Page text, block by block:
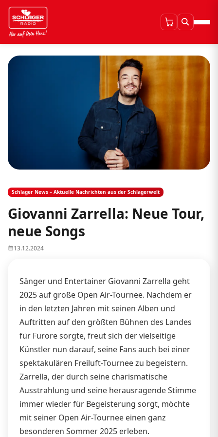
Schlager News – Aktuelle Nachrichten aus der Schlagerwelt
Giovanni Zarrella: Neue Tour,
neue Songs
13.12.2024
Sänger und Entertainer Giovanni Zarrella geht
2025 auf große Open Air-Tournee. Nachdem er
in den letzten Jahren mit seinen Alben und
Auftritten auf den größten Bühnen des Landes
für Furore sorgte, freut sich der vielseitige
Künstler nun darauf, seine Fans auch bei einer
spektakulären Freiluft-Tournee zu begeistern.
Zarrella, der durch seine charismatische
Ausstrahlung und seine herausragende Stimme
immer wieder für Begeisterung sorgt, möchte
mit seiner Open Air-Tournee einen ganz
besonderen Sommer 2025 erleben.